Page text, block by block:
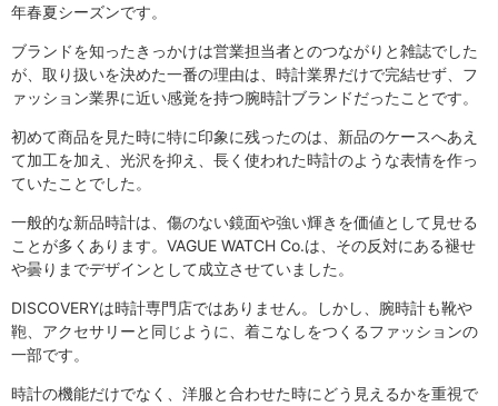
年春夏シーズンです。
ブランドを知ったきっかけは営業担当者とのつながりと雑誌でした
が、取り扱いを決めた一番の理由は、時計業界だけで完結せず、フ
ァッション業界に近い感覚を持つ腕時計ブランドだったことです。
初めて商品を見た時に特に印象に残ったのは、新品のケースへあえ
て加工を加え、光沢を抑え、長く使われた時計のような表情を作っ
ていたことでした。
一般的な新品時計は、傷のない鏡面や強い輝きを価値として見せる
ことが多くあります。VAGUE WATCH Co.は、その反対にある褪せ
や曇りまでデザインとして成立させていました。
DISCOVERYは時計専門店ではありません。しかし、腕時計も靴や
鞄、アクセサリーと同じように、着こなしをつくるファッションの
一部です。
時計の機能だけでなく、洋服と合わせた時にどう見えるかを重視で